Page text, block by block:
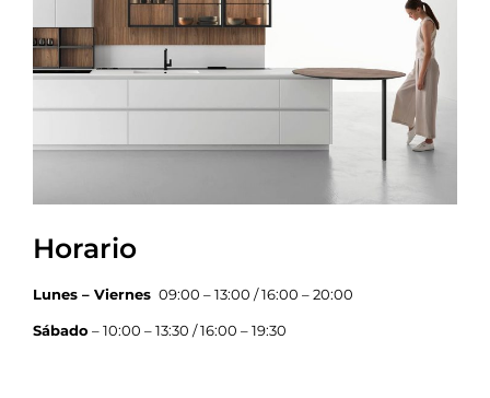
Horario
Lunes – Viernes 09:00 – 13:00 / 16:00 – 20:00
Sábado – 10:00 – 13:30 / 16:00 – 19:30